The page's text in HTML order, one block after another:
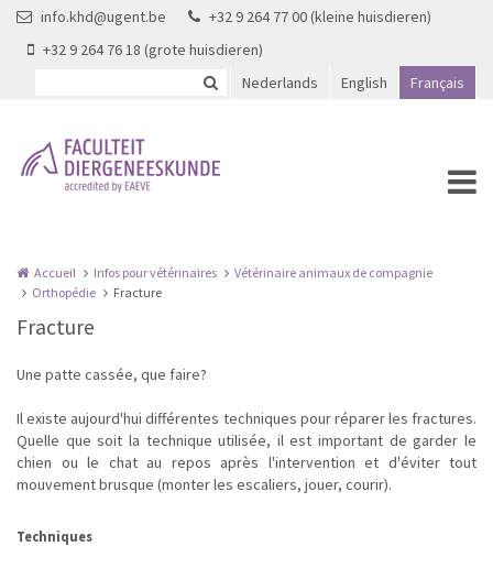
Aller au contenu principal
info.khd@ugent.be
+32 9 264 77 00 (kleine huisdieren)
+32 9 264 76 18 (grote huisdieren)
Nederlands
English Français
Accueil Infos pour vétérinaires
Vétérinaire animaux de compagnie
Orthopédie
Fracture
Fracture
Une patte cassée, que faire?
Il existe aujourd'hui différentes techniques pour réparer les fractures.
Quelle que soit la technique utilisée, il est important de garder le
chien ou le chat au repos après l'intervention et d'éviter tout
mouvement brusque (monter les escaliers, jouer, courir).
Techniques